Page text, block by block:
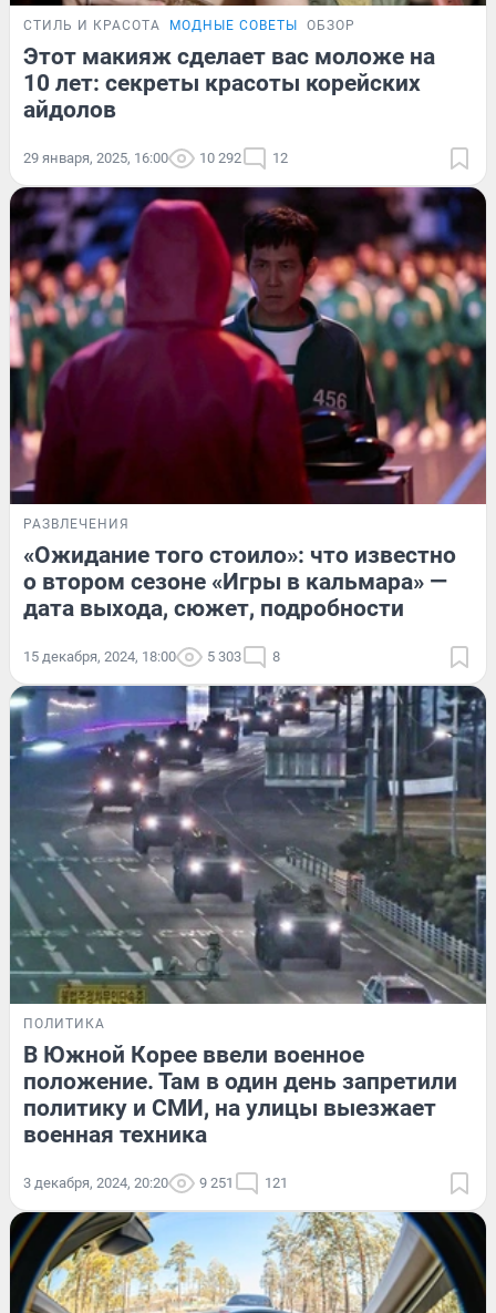
СТИЛЬ И КРАСОТА МОДНЫЕ СОВЕТЫ ОБЗОР
Этот макияж сделает вас моложе на
10 лет: секреты красоты корейских
айдолов
29 января, 2025, 16:00 10 292 12
РАЗВЛЕЧЕНИЯ
«Ожидание того стоило»: что известно
о втором сезоне «Игры в кальмара» —
дата выхода, сюжет, подробности
15 декабря, 2024, 18:00 5 303 8
ПОЛИТИКА
В Южной Корее ввели военное
положение. Там в один день запретили
политику и СМИ, на улицы выезжает
военная техника
3 декабря, 2024, 20:20 9 251 121